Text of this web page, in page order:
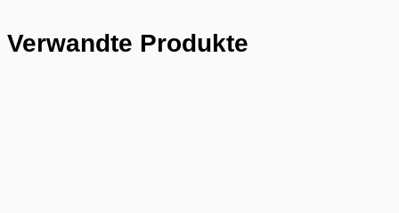
Verwandte Produkte